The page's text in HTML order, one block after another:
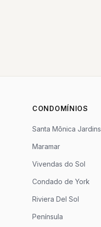
CONDOMÍNIOS
Santa Mônica Jardins
Maramar
Vivendas do Sol
Condado de York
Riviera Del Sol
Península